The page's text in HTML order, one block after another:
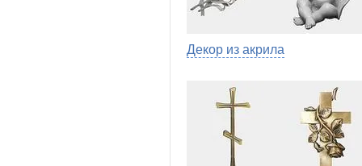
Декор из акрила